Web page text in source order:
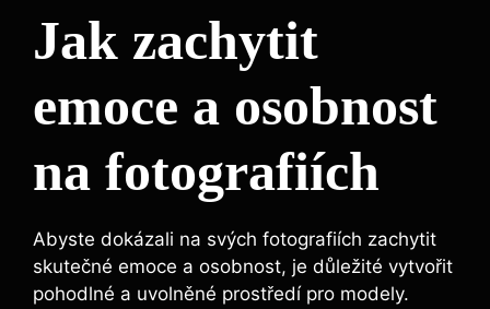
Jak zachytit
emoce a osobnost
na fotografiích
Abyste dokázali na svých fotografiích zachytit
skutečné emoce a osobnost, je důležité vytvořit
pohodlné a uvolněné prostředí pro modely.